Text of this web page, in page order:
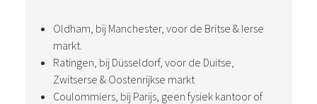
Oldham, bij Manchester, voor de Britse & Ierse
markt.
Ratingen, bij Düsseldorf, voor de Duitse,
Zwitserse & Oostenrijkse markt
Coulommiers, bij Parijs, geen fysiek kantoor of